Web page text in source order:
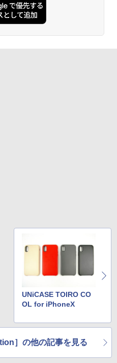
UNiCASE TOIRO CO
OL for iPhoneX
］の他の記事を見る